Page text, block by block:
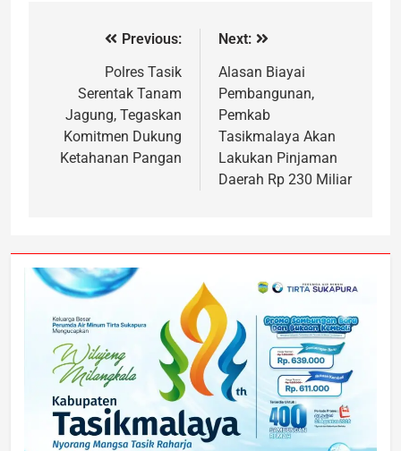
Previous:
Polres Tasik
Serentak Tanam
Jagung, Tegaskan
Komitmen Dukung
Ketahanan Pangan
Next:
Alasan Biayai
Pembangunan,
Pemkab
Tasikmalaya Akan
Lakukan Pinjaman
Daerah Rp 230 Miliar